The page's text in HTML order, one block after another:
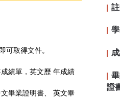
取得文件。
績單，英文歷 年成績
畢業證明書、 英文畢
證